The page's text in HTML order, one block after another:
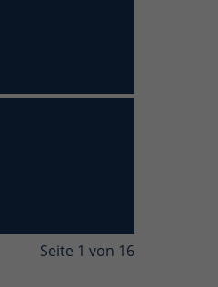
Seite 1 von 16